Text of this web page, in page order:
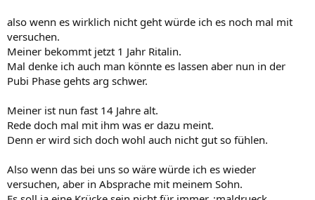
also wenn es wirklich nicht geht würde ich es noch mal mit
versuchen.
Meiner bekommt jetzt 1 Jahr Ritalin.
Mal denke ich auch man könnte es lassen aber nun in der
Pubi Phase gehts arg schwer.
Meiner ist nun fast 14 Jahre alt.
Rede doch mal mit ihm was er dazu meint.
Denn er wird sich doch wohl auch nicht gut so fühlen.
Also wenn das bei uns so wäre würde ich es wieder
versuchen, aber in Absprache mit meinem Sohn.